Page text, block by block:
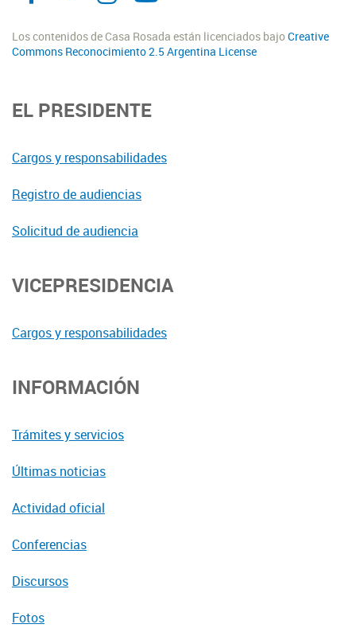
Los contenidos de Casa Rosada están licenciados bajoCreative
Commons Reconocimiento 2.5 Argentina License
EL PRESIDENTE
Cargos y responsabilidades
Registro de audiencias
Solicitud de audiencia
VICEPRESIDENCIA
Cargos y responsabilidades
INFORMACIÓN
Trámites y servicios
Últimas noticias
Actividad oficial
Conferencias
Discursos
Fotos